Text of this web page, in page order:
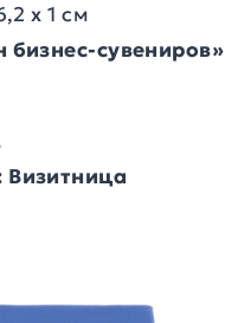
х 1 см
бизнес-сувениров»